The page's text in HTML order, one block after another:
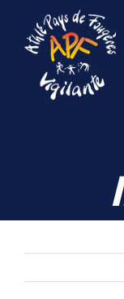
Passer
contenu